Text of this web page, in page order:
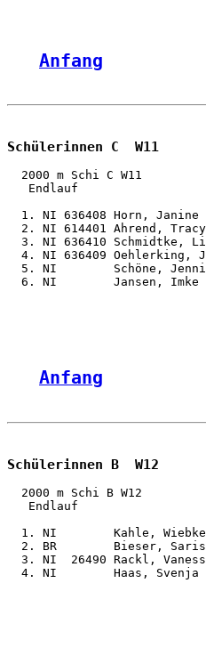
Anfang
Schülerinnen C  W11
2000 m Schi C W11
   Endlauf
1. NI 636408 Horn, Janine
2. NI 614401 Ahrend,
3. NI 636410 Schmidtke,
4. NI 636409 Oehlerking,
5. NI        Schöne,
6. NI        Jansen, Imke
Anfang
Schülerinnen B  W12
2000 m Schi B W12
   Endlauf
1. NI        Kahle,
2. BR        Bieser,
3. NI  26490 Rackl,
4. NI        Haas, Svenja